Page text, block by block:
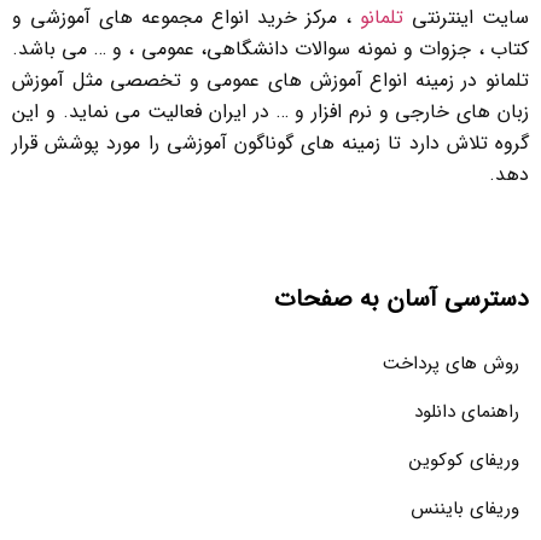
سایت اینترنتی تلمانو ، مرکز خرید انواع مجموعه های آموزشی و
کتاب ، جزوات و نمونه سوالات دانشگاهی، عمومی ، و … می باشد.
تلمانو در زمینه انواع آموزش های عمومی و تخصصی مثل آموزش
زبان های خارجی و نرم افزار و … در ایران فعالیت می نماید. و این
گروه تلاش دارد تا زمینه های گوناگون آموزشی را مورد پوشش قرار
دهد.
دسترسی آسان به صفحات
روش های پرداخت
راهنمای دانلود
وریفای کوکوین
وریفای بایننس